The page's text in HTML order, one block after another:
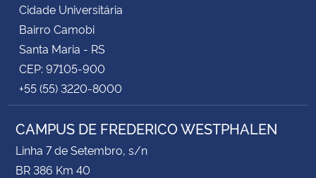
Cidade Universitária
Bairro Camobi
Santa Maria - RS
CEP: 97105-900
+55 (55) 3220-8000
CAMPUS DE FREDERICO WESTPHALEN
Linha 7 de Setembro, s/n
BR 386 Km 40